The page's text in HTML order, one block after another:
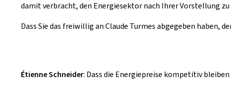
damit verbracht, den Energiesektor nach Ihrer Vorstellung
Dass Sie das freiwillig an Claude Turmes abgegeben haben,
Étienne Schneider: Dass die Energiepreise kompetitiv